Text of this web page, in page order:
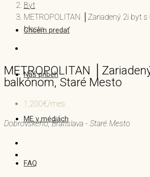
Chcem predať
Náš príbeh
ME v médiách
FAQ
Byt
METROPOLITAN │Zariadený 2i byt
Mesto
METROPOLITAN
balkónom, Staré Mesto
1,200€/mes.
Dobrovského, Bratislava - Staré Mesto